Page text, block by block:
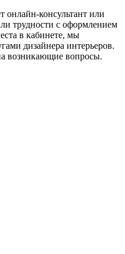
онлайн-консультант или
трудности с оформлением
в кабинете, мы
дизайнера интерьеров.
возникающие вопросы.